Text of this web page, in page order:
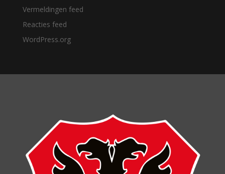
Vermeldingen feed
Reacties feed
WordPress.org